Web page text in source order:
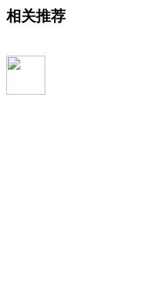
相关推荐